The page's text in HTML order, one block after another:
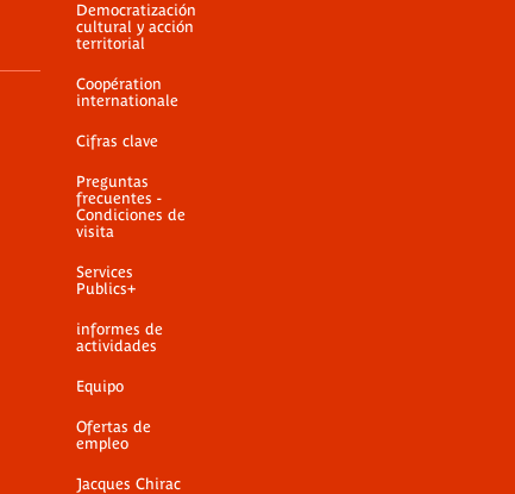
Democratización
cultural y acción
territorial
Coopération
internationale
Cifras clave
Preguntas
frecuentes -
Condiciones de
visita
Services
Publics+
informes de
actividades
Equipo
Ofertas de
empleo
Jacques Chirac